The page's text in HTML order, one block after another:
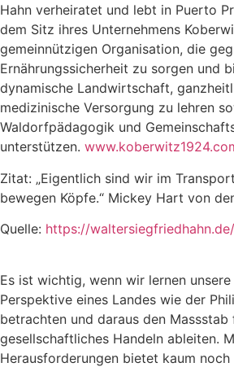
Hahn verheiratet und lebt in Puerto
dem Sitz ihres Unternehmens
gemeinnützigen Organisation, die
Ernährungssicherheit zu sorgen und
dynamische Landwirtschaft,
medizinische Versorgung zu lehren
Waldorfpädagogik und
unterstützen.
Zitat: „Eigentlich sind wir im
bewegen Köpfe.“ Mickey Hart von
Quelle: https://
Es ist wichtig, wenn wir lernen
Perspektive eines Landes wie der
betrachten und daraus den
gesellschaftliches Handeln ableiten.
Herausforderungen bietet kaum